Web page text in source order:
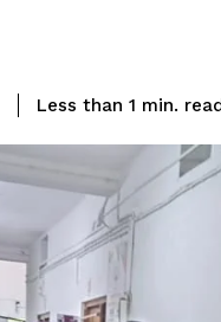
Less than 1 min.